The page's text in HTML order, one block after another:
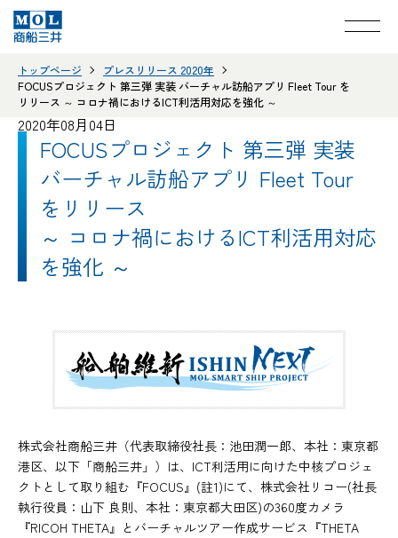
トップページ
プレスリリース 2020年
FOCUSプロジェクト 第三弾 実装 バーチャル訪船アプリ Fleet Tour を
リリース ～ コロナ禍におけるICT利活用対応を強化 ～
2020年08月04日
FOCUSプロジェクト 第三弾 実装
バーチャル訪船アプリ Fleet Tour
をリリース
～ コロナ禍におけるICT利活用対応
を強化 ～
株式会社商船三井（代表取締役社長：池田潤一郎、本社：東京都
港区、以下「商船三井」）は、ICT利活用に向けた中核プロジェ
クトとして取り組む『FOCUS』(註1)にて、株式会社リコー(社長
執行役員：山下 良則、本社：東京都大田区)の360度カメラ
『RICOH THETA』とバーチャルツアー作成サービス『THETA